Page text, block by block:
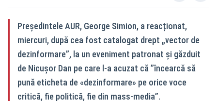
Președintele AUR, George Simion, a reacționat,
miercuri, după cea fost catalogat drept „vector de
dezinformare”, la un eveniment patronat şi găzduit
de Nicuşor Dan pe care l-a acuzat că ”încearcă să
pună eticheta de «dezinformare» pe orice voce
critică, fie politică, fie din mass-media”.